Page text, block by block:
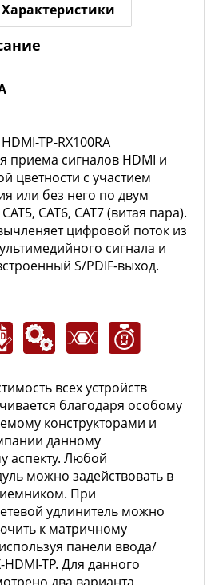
Характеристики
TP-RX100RA
приема сигналов HDMI и
цветности с участием
или без него по двум
CAT6, CAT7 (витая пара).
цифровой поток из
сигнала и
S/PDIF-выход.
всех устройств
благодаря особому
конструкторами и
данному
аспекту. Любой
можно задействовать в
При
удлинитель можно
к матричному
панели ввода/
TP. Для данного
два варианта